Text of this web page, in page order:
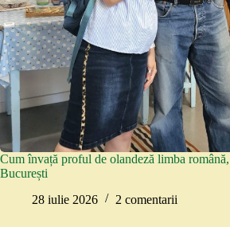
Cum învață proful de olandeză limba
București
28 iulie 2026
2 comentarii